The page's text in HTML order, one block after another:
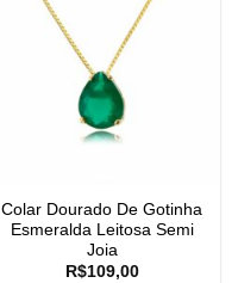
Colar Dourado De Gotinha
Esmeralda Leitosa Semi
Joia
R$109,00